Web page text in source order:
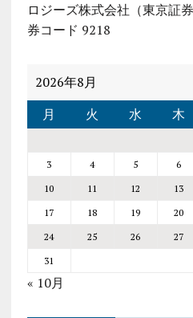
ロジーズ株式会社（東京証
券コード 9218
2026年8月
月
火 水 木
3
4 5 6
10
11 12 13
17
18 19 20
24
25 26 27
31
« 10月